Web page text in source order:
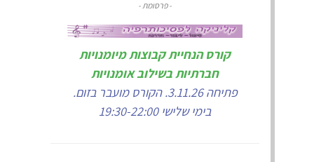
- פרסומת -
קורס הנחיית קבוצות מיומנויות
חברתיות בשילוב אומנויות
פתיחה 3.11.26. הקורס מועבר בזום.
בימי שלישי 19:30-22:00